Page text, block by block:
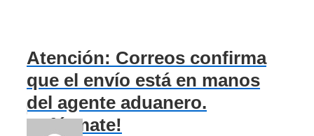
Atención: Correos confirma
que el envío está en manos
del agente aduanero.
¡Infórmate!